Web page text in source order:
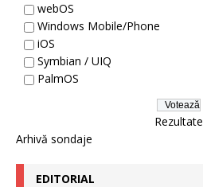
webOS
Windows Mobile/Phone
iOS
Symbian / UIQ
PalmOS
Rezultate
Arhivă sondaje
EDITORIAL